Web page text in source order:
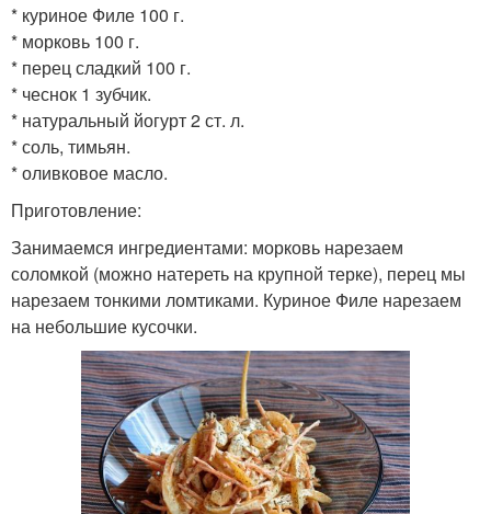
* куриное Филе 100 г.
* морковь 100 г.
* перец сладкий 100 г.
* чеснок 1 зубчик.
* натуральный йогурт 2 ст. л.
* соль, тимьян.
* оливковое масло.
Приготовление:
Занимаемся ингредиентами: морковь нарезаем
соломкой (можно натереть на крупной терке), перец мы
нарезаем тонкими ломтиками. Куриное Филе нарезаем
на небольшие кусочки.